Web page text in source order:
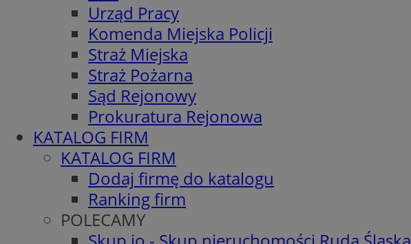
Urząd Pracy
Komenda Miejska Policji
Straż Miejska
Straż Pożarna
Sąd Rejonowy
Prokuratura Rejonowa
KATALOG FIRM
KATALOG FIRM
Dodaj firmę do katalogu
Ranking firm
POLECAMY